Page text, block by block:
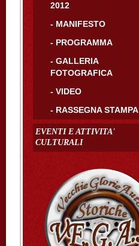
2012
- MANIFESTO
- PROGRAMMA
- GALLERIA
FOTOGRAFICA
- VIDEO
- RASSEGNA STAMPA
EVENTI E ATTIVITA'
CULTURALI